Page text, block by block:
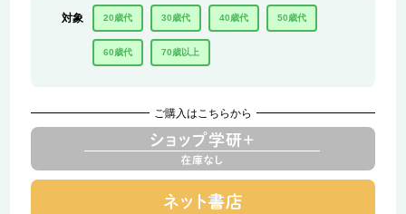
対象 20歳代 30歳代 40歳代 50歳代
60歳代 70歳以上
ご購入はこちらから